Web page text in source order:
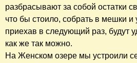
разбрасывают за собой остатки
что бы стоило, собрать в мешки
приехав в следующий раз, будут
как же так можно.
На Женском озере мы устроили